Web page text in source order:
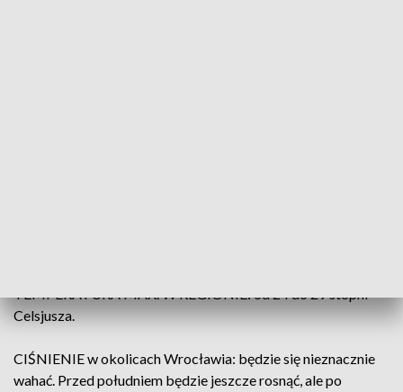
TEMPERATURA MAX. W REGIONIE: od 24 do 29 stopni
Celsjusza.
CIŚNIENIE w okolicach Wrocławia: będzie się nieznacznie
wahać. Przed południem będzie jeszcze rosnąć, ale po